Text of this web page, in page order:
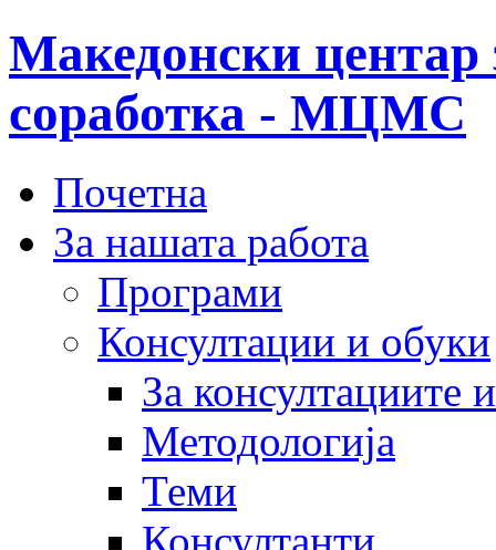
Македонски центар
соработка - МЦМС
Почетна
За нашата работа
Програми
Консултации и обуки
За консултациите
Методологија
Теми
Консултанти